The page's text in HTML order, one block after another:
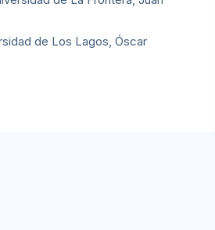
de Los Lagos, Óscar